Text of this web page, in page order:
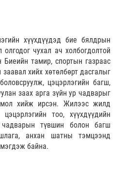
хүүхдүүдэд бие бялдрын
чухал ач холбогдолтой
тамир, спортын газраас
хийх хөтөлбөрт дасгалыг
цэцэрлэгийн багш,
заах арга зүйн ур чадварыг
хийж ирсэн. Жилээс жилд
тоо, хүүхдүүдийн
түвшин болон багш
анхан шатны тэмцээнд
байна.